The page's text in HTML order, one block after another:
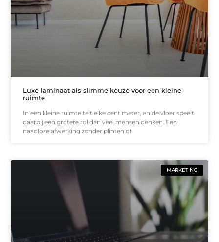
Luxe laminaat als slimme keuze voor een kleine
ruimte
In een kleine ruimte telt elke centimeter, en de vloer speelt
daarbij een grotere rol dan veel mensen denken. Een
naadloze afwerking zonder plinten of
MARKETING